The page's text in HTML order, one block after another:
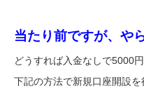
当たり前ですが、や
どうすれば入金なしで5000
下記の方法で新規口座開設を